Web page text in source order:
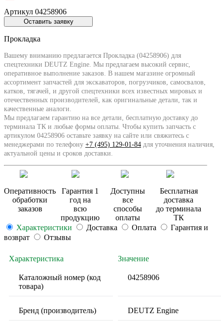
Артикул 04258906
Оставить заявку
Прокладка
Вашему вниманию предлагается Прокладка (04258906) для
спецтехники DEUTZ Engine. Мы предлагаем высокий сервис,
оперативное выполнение заказов. В нашем магазине огромный
ассортимент запчастей для экскаваторов, погрузчиков, самосвалов,
катков, тягачей, и другой спецтехники всех известных мировых и
отечественных производителей, как оригинальные детали, так и
качественные аналоги.
Мы предлагаем гарантию на все детали, бесплатную доставку до
терминала ТК и любые формы оплаты. Чтобы купить запчасть с
артикулом 04258906 оставьте заявку на сайте или свяжитесь с
менеджерами по телефону +7 (495) 129-01-84 для уточнения наличия,
актуальной цены и сроков доставки.
Оперативность
обработки
заказов
Гарантия 1
год на
всю
продукцию
Доступны
все
способы
оплаты
Бесплатная
доставка
до терминала
ТК
Характеристики
Доставка Оплата
Гарантия и
возврат
Отзывы
Характеристика Значение
Каталожный номер (код
товара)
04258906
Бренд (производитель) DEUTZ Engine